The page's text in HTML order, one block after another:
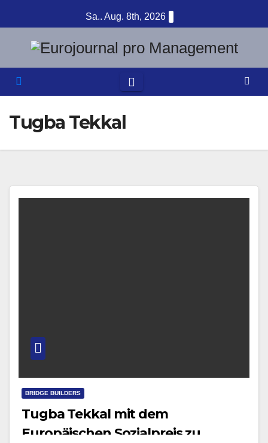
Inhalt
springen
Sa.. Aug. 8th, 2026
Tugba Tekkal
BRIDGE BUILDERS
Tugba Tekkal mit dem
Europäischen Sozialpreis zu